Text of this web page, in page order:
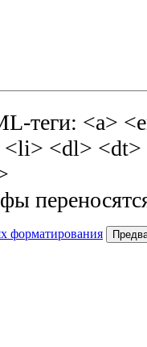
теги: <a>
<dl> <dt>
форматирования